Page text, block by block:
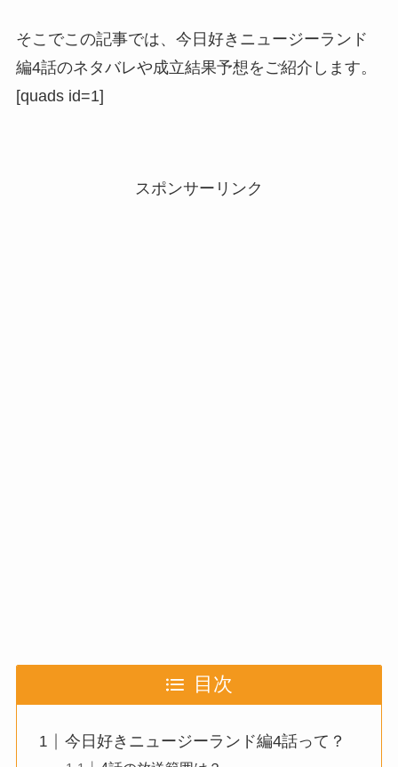
そこでこの記事では、今日好きニュージーランド
編4話のネタバレや成立結果予想をご紹介します。
[quads id=1]
スポンサーリンク
目次
今日好きニュージーランド編4話って？